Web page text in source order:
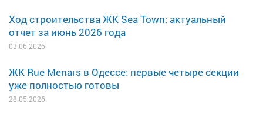
Ход строительства ЖК Sea Town: актуальный
отчет за июнь 2026 года
03.06.2026
ЖК Rue Menars в Одессе: первые четыре секции
уже полностью готовы
28.05.2026